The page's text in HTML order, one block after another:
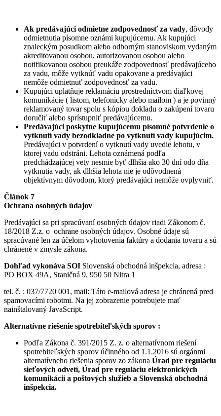
Ak predávajúci odmietne zodpovednosť za vady, dôvody
odmietnutia písomne oznámi kupujúcemu. Ak kupujúci
znaleckým posudkom alebo odborným stanoviskom vydaným
akreditovanou osobou, autorizovanou osobou alebo
notifikovanou osobou preukáže zodpovednosť predávajúceho
za vadu, môže vytknúť vadu opakovane a predávajúci
nemôže odmietnuť zodpovednosť za vadu.
Kupujúci uplatňuje reklamáciu prostredníctvom diaľkovej
komunikácie ( listom, telefonicky alebo mailom ) a je povinný
reklamovaný tovar spolu s kópiou dokladu o zakúpení tovaru
doručiť alebo sprístupniť predávajúcemu.
Predávajúci poskytne kupujúcemu písomné potvrdenie o
vytknutí vady bezodkladne po vytknutí vady kupujúcim.
Predávajúci v potvrdení o vytknutí vady uvedie lehotu, v
ktorej vadu odstráni. Lehota oznámená podľa
predchádzajúcej vety nesmie byť dlhšia ako 30 dní odo dňa
vytknutia vady, ak dlhšia lehota nie je odôvodnená
objektívnym dôvodom, ktorý predávajúci nemôže ovplyvniť.
Článok 7
Ochrana osobných údajov
Predávajúci sa pri spracúvaní osobných údajov riadi Zákonom č.
18/2018 Z.z. o ochrane osobných údajov. Osobné údaje sú
spracúvané len za účelom vyhotovenia faktúry a dodania tovaru a sú
chránené v zmysle zákona.
Dohľad vykonáva SOI Slovenská obchodná inšpekcia, adresa :
PO BOX 49A, Staničná 9, 950 50 Nitra 1
tel. č. : 037/7720 001, mail: Táto e-mailová adresa je chránená pred
spamovacími robotmi. Na jej zobrazenie potrebujete mať
nainštalovaný JavaScript.
Alternatívne riešenie spotrebiteľských sporov :
Podľa Zákona č. 391/2015 Z. z. o alternatívnom riešení
spotrebiteľských sporov účinného od 1.1.2016 sú orgánmi
alternatívneho riešenia sporov zo zákona Úrad pre reguláciu
sieťových odvetí, Úrad pre reguláciu elektronických
komunikácií a poštových služieb a Slovenská obchodná
inšpekcia.